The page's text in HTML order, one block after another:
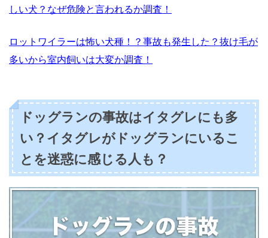
しい犬？なぜ危険と言われるか調査！
ロットワイラーは怖い犬種！？事故も発生した？抜け毛が
多いから室内飼いは大変か調査！
ドッグランの事故はイタグレにも多
い？イタグレがドッグランにいるこ
とを迷惑に感じる人も？